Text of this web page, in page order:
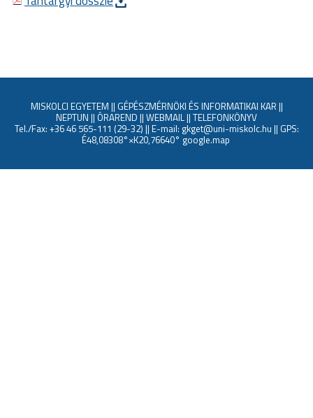
MISKOLCI EGYETEM || GÉPÉSZMÉRNÖKI ÉS INFORMATIKAI KAR ||
NEPTUN || ÓRAREND || WEBMAIL|| TELEFONKÖNYV
Tel./Fax: +36 46 565-111 (29-32) || E-mail: gkget@uni-miskolc.hu || GPS:
É48,08308°×K20,76640° google.map